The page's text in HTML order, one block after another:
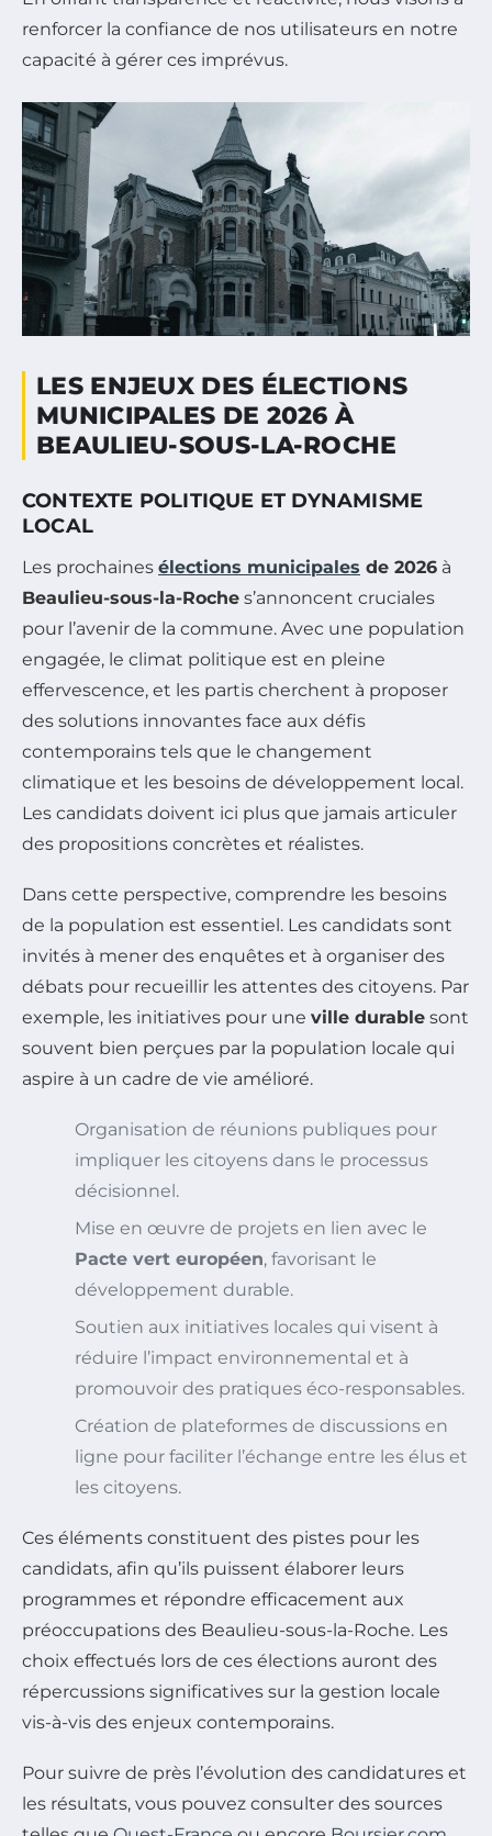
renforcer la confiance de nos utilisateurs en notre
capacité à gérer ces imprévus.
LES ENJEUX DES ÉLECTIONS
MUNICIPALES DE 2026 À
BEAULIEU-SOUS-LA-ROCHE
CONTEXTE POLITIQUE ET DYNAMISME
LOCAL
Les prochaines élections municipales de 2026 à
Beaulieu-sous-la-Roche s’annoncent cruciales
pour l’avenir de la commune. Avec une population
engagée, le climat politique est en pleine
effervescence, et les partis cherchent à proposer
des solutions innovantes face aux défis
contemporains tels que le changement
climatique et les besoins de développement local.
Les candidats doivent ici plus que jamais articuler
des propositions concrètes et réalistes.
Dans cette perspective, comprendre les besoins
de la population est essentiel. Les candidats sont
invités à mener des enquêtes et à organiser des
débats pour recueillir les attentes des citoyens. Par
exemple, les initiatives pour une ville durable sont
souvent bien perçues par la population locale qui
aspire à un cadre de vie amélioré.
Organisation de réunions publiques pour
impliquer les citoyens dans le processus
décisionnel.
Mise en œuvre de projets en lien avec le
Pacte vert européen, favorisant le
développement durable.
Soutien aux initiatives locales qui visent à
réduire l’impact environnemental et à
promouvoir des pratiques éco-responsables.
Création de plateformes de discussions en
ligne pour faciliter l’échange entre les élus et
les citoyens.
Ces éléments constituent des pistes pour les
candidats, afin qu’ils puissent élaborer leurs
programmes et répondre efficacement aux
préoccupations des Beaulieu-sous-la-Roche. Les
choix effectués lors de ces élections auront des
répercussions significatives sur la gestion locale
vis-à-vis des enjeux contemporains.
Pour suivre de près l’évolution des candidatures et
les résultats, vous pouvez consulter des sources